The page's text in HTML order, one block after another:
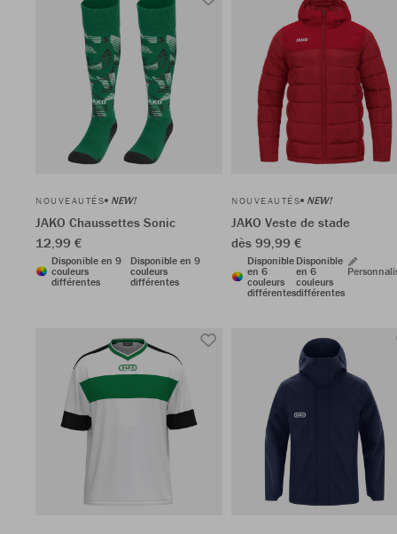
NOUVEAUTÉS NEW!
JAKO Chaussettes Sonic
12,99 €
Disponible en 9
couleurs
différentes
Disponible en 9
couleurs
différentes
NOUVEAUTÉS NEW!
JAKO Veste de stade
dès 99,99 €
Disponible
en 6
couleurs
différentes
Disponible
en 6
couleurs
différentes